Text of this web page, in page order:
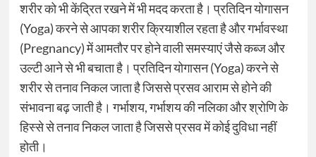
शरीर को भी केंद्रित रखने में भी मदद करता है। प्रतिदिन योगासन
(Yoga) करने से आपका शरीर क्रियाशील रहता है और गर्भावस्था
(Pregnancy) में आमतौर पर होने वाली समस्याएं जैसे कब्ज और
उल्टी आने से भी बचाता है। प्रतिदिन योगासन (Yoga) करने से
शरीर से तनाव निकल जाता है जिससे प्रसव आराम से होने की
संभावना बढ़ जाती है। गर्भाशय, गर्भाशय की नलिका और श्रोणि के
हिस्से से तनाव निकल जाता है जिससे प्रसव में कोई दुविधा नहीं
होती।